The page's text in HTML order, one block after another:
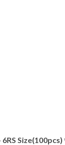
Size(100pcs)